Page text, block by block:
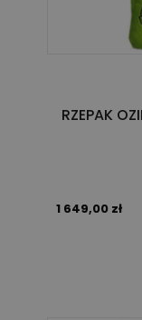
RZEPAK
1 649,00 zł